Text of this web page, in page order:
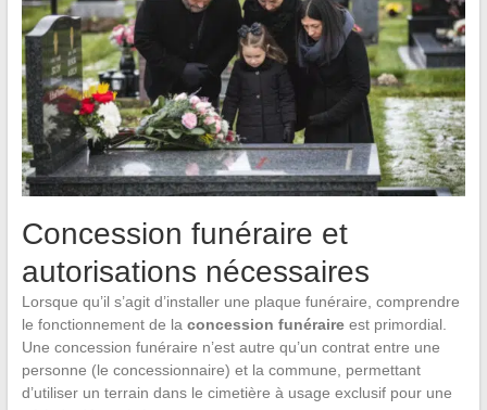
Concession funéraire et
autorisations nécessaires
Lorsque qu’il s’agit d’installer une plaque funéraire, comprendre
le fonctionnement de la concession funéraireest primordial.
Une concession funéraire n’est autre qu’un contrat entre une
personne (le concessionnaire) et la commune, permettant
d’utiliser un terrain dans le cimetière à usage exclusif pour une